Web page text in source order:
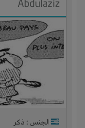
Abdulaziz
الجنس : ذكر